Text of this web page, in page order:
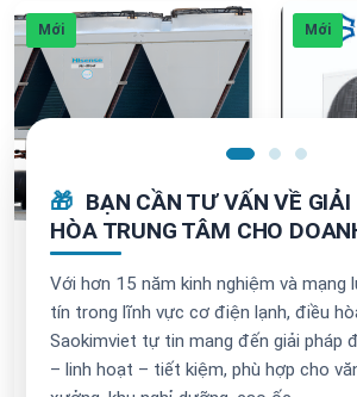
🎁 BẠN CẦN TƯ VẤN VỀ
HÒA TRUNG TÂM CHO
Với hơn 15 năm kinh nghiệm và mạng
tín trong lĩnh vực cơ điện lạnh, điều
Saokimviet tự tin mang đến giải pháp
– linh hoạt – tiết kiệm, phù hợp cho
Mới
Hệ thống Chiller
Chiller (Heat Pump)
Hi-Mod V series
Mới
Điều
Multi -
Hi-